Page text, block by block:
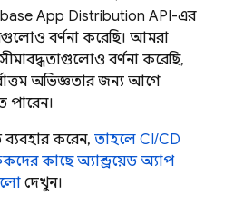
App Distribution API-এর
বর্ণনা করেছি। আমরা
বর্ণনা করেছি,
অভিজ্ঞতার জন্য আগে
পারেন।
ব্যবহার করেন, তাহলে CI/CD
কাছে অ্যান্ড্রয়েড অ্যাপ
দেখুন।